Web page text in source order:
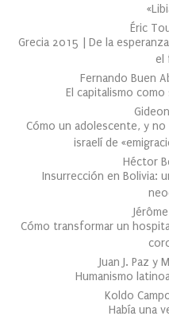
Éric
Grecia 2015 | De la
el
Fernando Buen
El capitalismo como
Cómo un adolescente, y
israelí de
Héctor
Insurrección en Bolivia:
Cómo transformar un
Juan J. Paz y
Humanismo
Koldo
Había una